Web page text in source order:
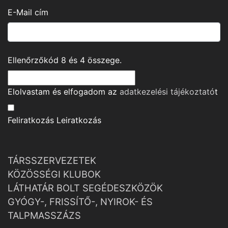
E-Mail cím
Ellenőrzőkód 8 és 4 összege.
Elolvastam és elfogadom az adatkezelési tájékoztatót
Feliratkozás Leiratkozás
TÁRSSZERVEZETEK
KÖZÖSSÉGI KLUBOK
LÁTHATÁR BOLT SEGÉDESZKÖZÖK
GYÓGY-, FRISSÍTŐ-, NYIROK- ÉS
TALPMASSZÁZS